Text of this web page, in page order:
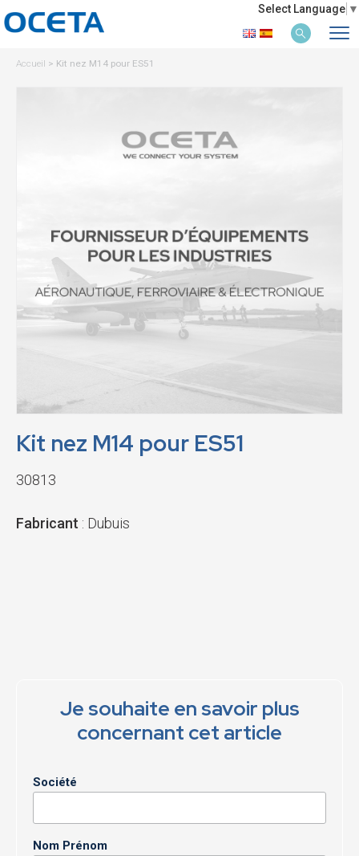
Select Language ▼
Accueil > Kit nez M14 pour ES51
Kit nez M14 pour ES51
30813
Fabricant : Dubuis
Je souhaite en savoir plus
concernant cet article
Société
Nom Prénom